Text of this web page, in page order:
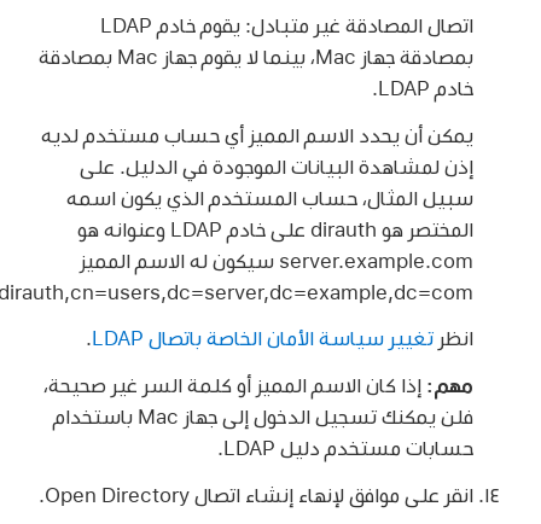
اتصال المصادقة غير متبادل: يقوم خادم LDAP
بمصادقة جهاز Mac، بينما لا يقوم جهاز Mac بمصادقة
يمكن أن يحدد الاسم المميز أي حساب مستخدم لديه
إذن لمشاهدة البيانات الموجودة في الدليل. على
سبيل المثال، حساب المستخدم الذي يكون اسمه
المختصر هو dirauth على خادم LDAP وعنوانه هو
server.example.com سيكون له الاسم المميز
uid=dirauth,cn=users,dc=server,dc=example,dc=com.
تغيير سياسة الأمان الخاصة باتصال LDAP .
مهم:إذا كان الاسم المميز أو كلمة السر غير صحيحة،
فلن يمكنك تسجيل الدخول إلى جهاز Mac باستخدام
حسابات مستخدم دليل LDAP.
انقر على موافق لإنهاء إنشاء اتصال Open Directory.